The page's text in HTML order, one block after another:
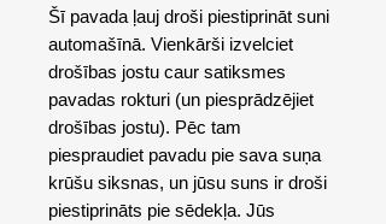
Šī pavada ļauj droši piestiprināt suni
automašīnā. Vienkārši izvelciet
drošības jostu caur satiksmes
pavadas rokturi (un piesprādzējiet
drošības jostu). Pēc tam
piespraudiet pavadu pie sava suņa
krūšu siksnas, un jūsu suns ir droši
piestiprināts pie sēdekļa. Jūs